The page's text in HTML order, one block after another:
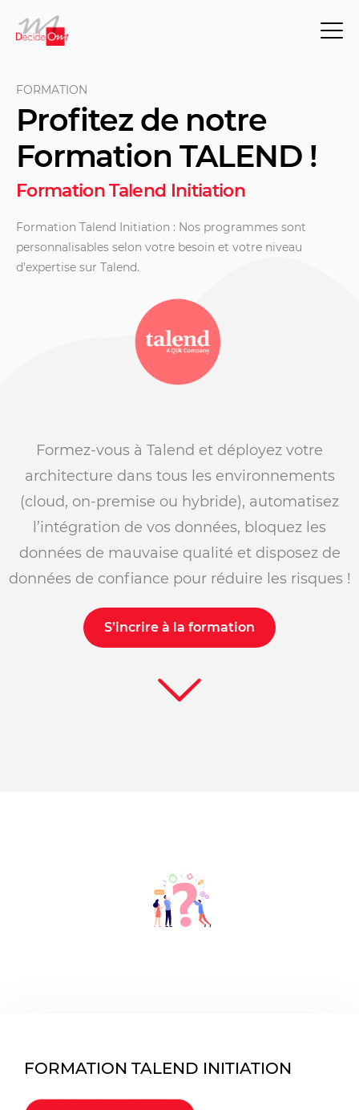
FORMATION
Profitez de notre
Formation TALEND !
Formation Talend Initiation
Formation Talend Initiation : Nos programmes sont
personnalisables selon votre besoin et votre niveau
d’expertise sur Talend.
Formez-vous à Talend et déployez votre
architecture dans tous les environnements
(cloud, on-premise ou hybride), automatisez
l’intégration de vos données, bloquez les
données de mauvaise qualité et disposez de
données de confiance pour réduire les risques !
S’incrire à la formation
FORMATION TALEND INITIATION